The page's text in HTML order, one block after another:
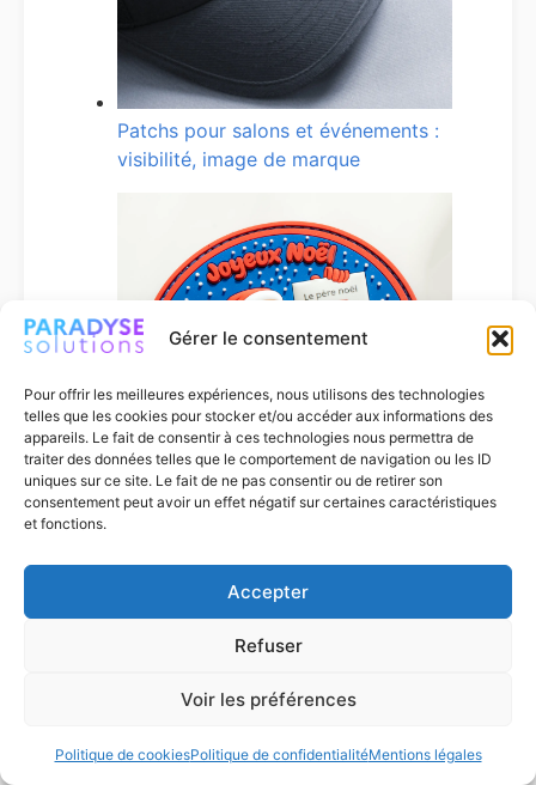
Gérer le consentement
Pour offrir les meilleures expériences, nous utilisons des technologies
telles que les cookies pour stocker et/ou accéder aux informations des
appareils. Le fait de consentir à ces technologies nous permettra de
traiter des données telles que le comportement de navigation ou les ID
uniques sur ce site. Le fait de ne pas consentir ou de retirer son
consentement peut avoir un effet négatif sur certaines caractéristiques
et fonctions.
Accepter
Refuser
Voir les préférences
Politique de cookiesPolitique de confidentialitéMentions légales
Patchs pour salons et événements :
visibilité, image de marque